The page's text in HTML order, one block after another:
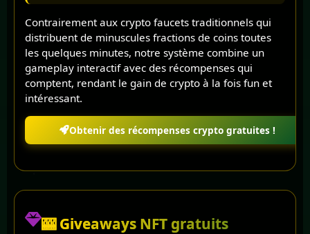
Contrairement aux crypto faucets traditionnels qui
distribuent de minuscules fractions de coins toutes
les quelques minutes, notre système combine un
gameplay interactif avec des récompenses qui
comptent, rendant le gain de crypto à la fois fun et
intéressant.
Obtenir des récompenses crypto gratuites !
🎰 Giveaways NFT gratuits